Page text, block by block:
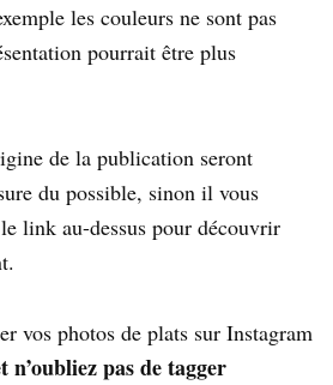
les couleurs ne sont pas
pourrait être plus
de la publication seront
du possible, sinon il vous
link au-dessus pour découvrir
vos photos de plats sur Instagram
n’oubliez pas de tagger